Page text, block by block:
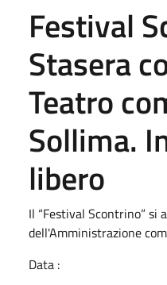
Festival
Stasera
Teatro
Sollima.
libero
Il “Festival Scontrino” si
dell'Amministrazione
Data :